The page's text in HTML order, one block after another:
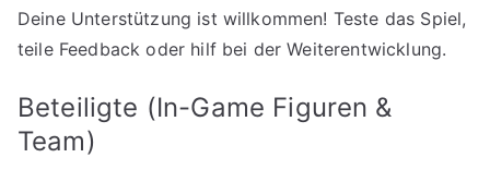
Deine Unterstützung ist willkommen! Teste das Spiel,
teile Feedback oder hilf bei der Weiterentwicklung.
Beteiligte (In-Game Figuren &
Team)